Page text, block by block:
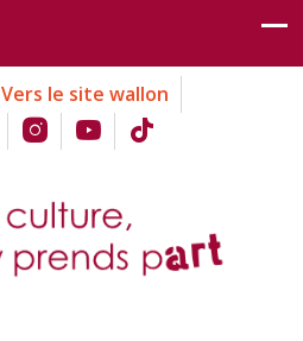
Vers le site wallon